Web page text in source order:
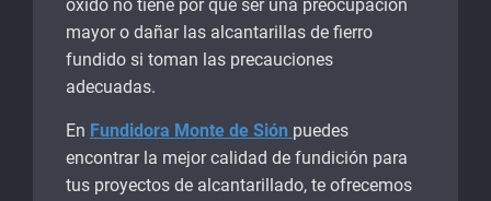
óxido no tiene por qué ser una preocupación
mayor o dañar las alcantarillas de fierro
fundido si toman las precauciones
adecuadas.
En Fundidora Monte de Sión puedes
encontrar la mejor calidad de fundición para
tus proyectos de alcantarillado, te ofrecemos